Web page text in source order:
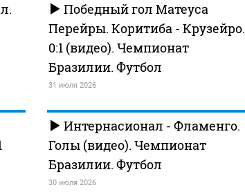
Победный гол Матеуса
Перейры. Коритиба - Крузейро.
0:1 (видео). Чемпионат
Бразилии. Футбол
31 июля 2026
Интернасионал - Фламенго.
Голы (видео). Чемпионат
Бразилии. Футбол
30 июля 2026